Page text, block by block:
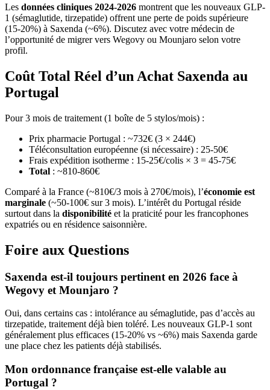
Les données cliniques 2024-2026 montrent que les nouveaux GLP-
1 (sémaglutide, tirzepatide) offrent une perte de poids supérieure
(15-20%) à Saxenda (~6%). Discutez avec votre médecin de
l’opportunité de migrer vers Wegovy ou Mounjaro selon votre
profil.
Coût Total Réel d’un Achat Saxenda au
Portugal
Pour 3 mois de traitement (1 boîte de 5 stylos/mois) :
Prix pharmacie Portugal : ~732€ (3 × 244€)
Téléconsultation européenne (si nécessaire) : 25-50€
Frais expédition isotherme : 15-25€/colis × 3 = 45-75€
Total : ~810-860€
Comparé à la France (~810€/3 mois à 270€/mois), l’économie est
marginale (~50-100€ sur 3 mois). L’intérêt du Portugal réside
surtout dans la disponibilité et la praticité pour les francophones
expatriés ou en résidence saisonnière.
Foire aux Questions
Saxenda est-il toujours pertinent en 2026 face à
Wegovy et Mounjaro ?
Oui, dans certains cas : intolérance au sémaglutide, pas d’accès au
tirzepatide, traitement déjà bien toléré. Les nouveaux GLP-1 sont
généralement plus efficaces (15-20% vs ~6%) mais Saxenda garde
une place chez les patients déjà stabilisés.
Mon ordonnance française est-elle valable au
Portugal ?